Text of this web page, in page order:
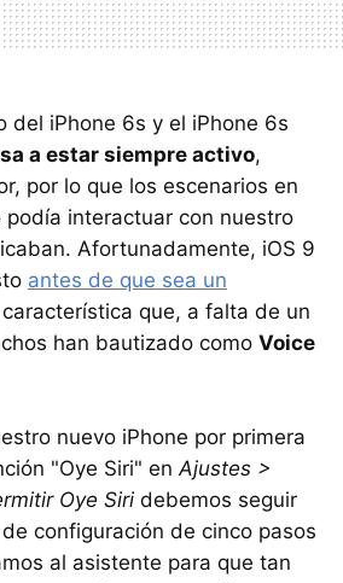
del iPhone 6s y el iPhone 6s
a estar siempre activo,
por lo que los escenarios en
podía interactuar con nuestro
Afortunadamente, iOS 9
antes de que sea un
que, a falta de un
han bautizado como Voice
nuevo iPhone por primera
"Oye Siri" en Ajustes >
Oye Siridebemos seguir
configuración de cinco pasos
al asistente para que tan